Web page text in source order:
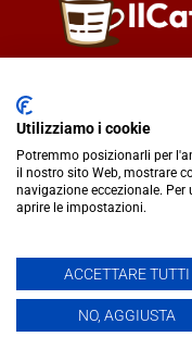
presso il Tribunale di
Utilizziamo i cookie
Potremmo posizionarli per
il nostro sito Web, mostrare
navigazione eccezionale.
aprire le impostazioni.
ACCETTARE TUTTI
NO, AGGIUSTA